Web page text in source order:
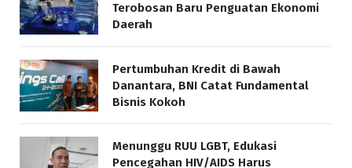
Terobosan Baru Penguatan Ekonomi
Daerah
Pertumbuhan Kredit di Bawah
Danantara, BNI Catat Fundamental
Bisnis Kokoh
Menunggu RUU LGBT, Edukasi
Pencegahan HIV/AIDS Harus